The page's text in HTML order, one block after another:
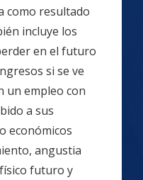
como resultado
incluye los
en el futuro
si se ve
un empleo con
a sus
económicos
angustia
futuro y